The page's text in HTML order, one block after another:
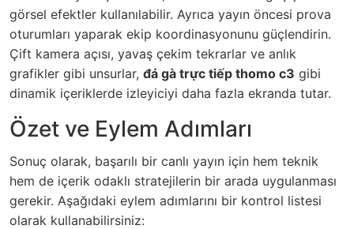
görsel efektler kullanılabilir. Ayrıca yayın öncesi prova
oturumları yaparak ekip koordinasyonunu güçlendirin.
Çift kamera açısı, yavaş çekim tekrarlar ve anlık
grafikler gibi unsurlar, đá gà trực tiếp thomo c3 gibi
dinamik içeriklerde izleyiciyi daha fazla ekranda tutar.
Özet ve Eylem Adımları
Sonuç olarak, başarılı bir canlı yayın için hem teknik
hem de içerik odaklı stratejilerin bir arada uygulanması
gerekir. Aşağıdaki eylem adımlarını bir kontrol listesi
olarak kullanabilirsiniz: